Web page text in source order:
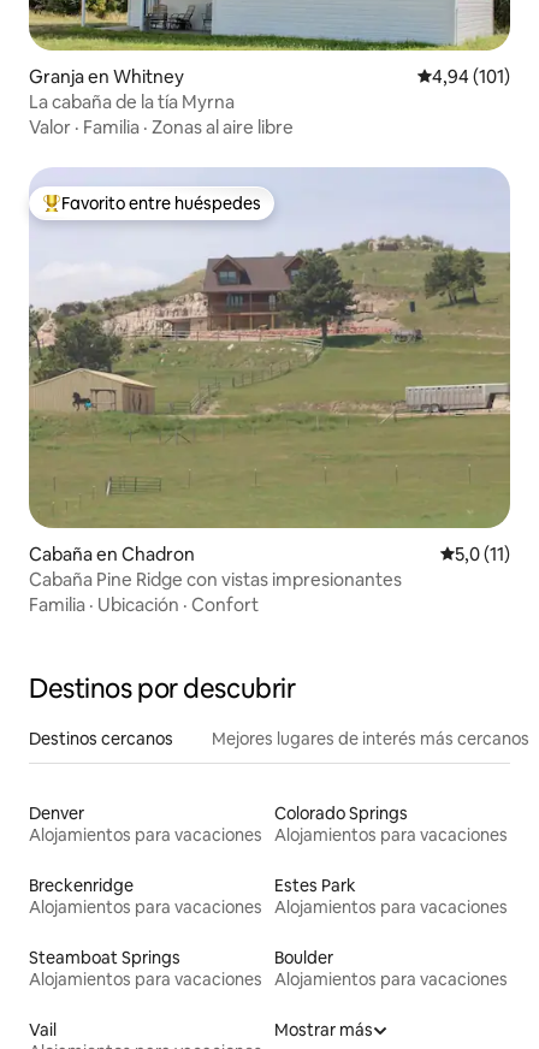
Granja en Whitney Calificación
4,94 (101)
La cabaña de la tía Myrna
Valor · Familia · Zonas al aire libre
Favorito entre los huéspedes más destacados
Favorito entre huéspedes
Cabaña en Chadron Calificación
5,0 (11)
Cabaña Pine Ridge con vistas impresionantes
Familia · Ubicación · Confort
Destinos por descubrir
Destinos cercanos Mejores lugares de interés más cercanos
Denver
Alojamientos para vacaciones
Colorado Springs
Alojamientos para vacaciones
Breckenridge
Alojamientos para vacaciones
Estes Park
Alojamientos para vacaciones
Steamboat Springs
Alojamientos para vacaciones
Boulder
Alojamientos para vacaciones
Vail
Mostrar más